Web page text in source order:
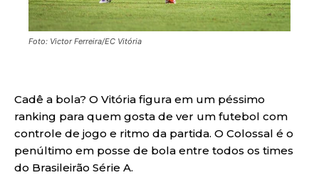
Foto: Victor Ferreira/EC Vitória
Cadê a bola? O Vitória figura em um péssimo
ranking para quem gosta de ver um futebol com
controle de jogo e ritmo da partida. O Colossal é o
penúltimo em posse de bola entre todos os times
do Brasileirão Série A.